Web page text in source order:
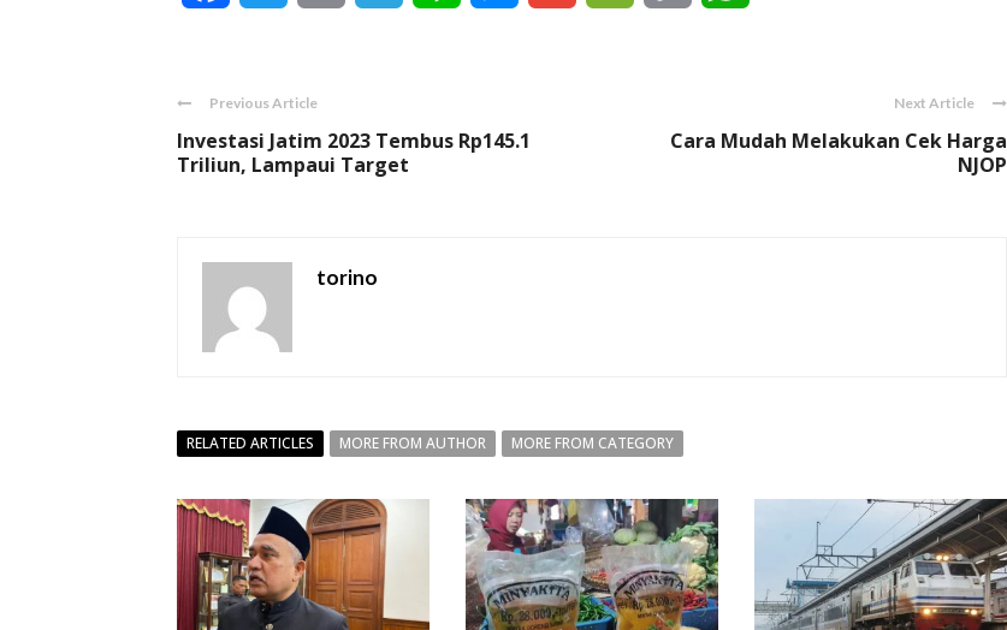
Previous Article
Investasi Jatim 2023 Tembus Rp145.1
Triliun, Lampaui Target
Next Article
Cara Mudah Melakukan Cek Harga
NJOP
torino
RELATED ARTICLES MORE FROM AUTHOR MORE FROM CATEGORY